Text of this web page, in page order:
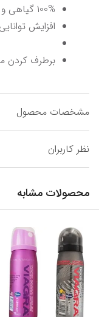
100% گیاهی و بدون عوارض جانبی
افزایش
برطرف کردن
مشخصات محصول
نظر کاربران
محصولات مشابه